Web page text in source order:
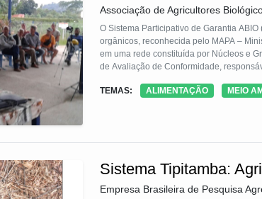
Associação de Agricultores
O Sistema Participativo de Garantia
orgânicos, reconhecida pelo MAPA –
em uma rede constituída por Núcleos e
de Avaliação de Conformidade,
dos sistemas de produção orgânica das
TEMAS: ALIMENTAÇÃO MEIO
Sistema Tipitamba:
Empresa Brasileira de Pesquisa